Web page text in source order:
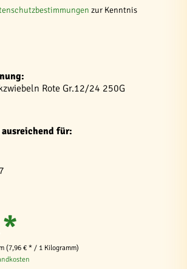
zur Kenntnis
Rote Gr.12/24 250G
für:
*
(7,96 € * / 1 Kilogramm)